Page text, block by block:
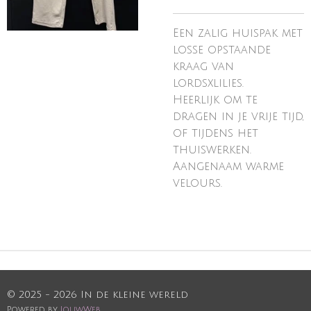
Een zalig huispak met
losse opstaande
kraag van
lordsxlilies.
Heerlijk om te
dragen in je vrije tijd,
of tijdens het
thuiswerken.
Aangenaam warme
velours.
© 2025 - 2026 In de kleine wereld